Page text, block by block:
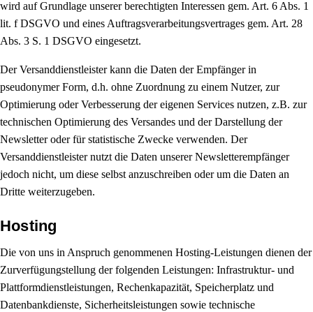
wird auf Grundlage unserer berechtigten Interessen gem. Art. 6 Abs. 1
lit. f DSGVO und eines Auftragsverarbeitungsvertrages gem. Art. 28
Abs. 3 S. 1 DSGVO eingesetzt.
Der Versanddienstleister kann die Daten der Empfänger in
pseudonymer Form, d.h. ohne Zuordnung zu einem Nutzer, zur
Optimierung oder Verbesserung der eigenen Services nutzen, z.B. zur
technischen Optimierung des Versandes und der Darstellung der
Newsletter oder für statistische Zwecke verwenden. Der
Versanddienstleister nutzt die Daten unserer Newsletterempfänger
jedoch nicht, um diese selbst anzuschreiben oder um die Daten an
Dritte weiterzugeben.
Hosting
Die von uns in Anspruch genommenen Hosting-Leistungen dienen der
Zurverfügungstellung der folgenden Leistungen: Infrastruktur- und
Plattformdienstleistungen, Rechenkapazität, Speicherplatz und
Datenbankdienste, Sicherheitsleistungen sowie technische